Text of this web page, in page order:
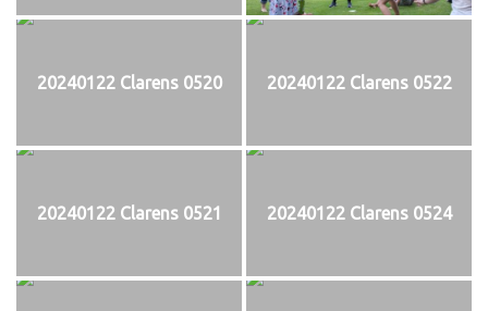
20240122 Clarens 0520 20240122 Clarens 0522
20240122 Clarens 0521 20240122 Clarens 0524